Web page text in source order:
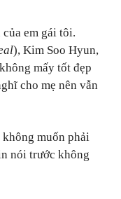
em gái tôi.
), Kim Soo Hyun,
mấy tốt đẹp
cho mẹ nên vẫn
muốn phải
nói trước không